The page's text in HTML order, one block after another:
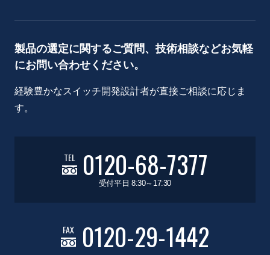
製品の選定に関するご質問、技術相談などお気軽
にお問い合わせください。
経験豊かなスイッチ開発設計者が直接ご相談に応じま
す。
TEL 0120-68-7377
受付平日 8:30～17:30
FAX 0120-29-1442